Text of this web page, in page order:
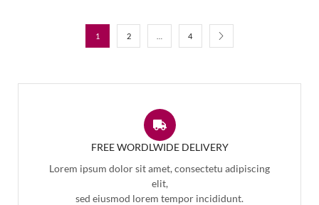
1 2 4
FREE WORDLWIDE DELIVERY
Lorem ipsum dolor sit amet, consectetu adipiscing
elit,
sed eiusmod lorem tempor incididunt.